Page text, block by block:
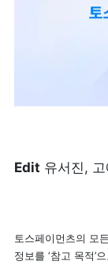
Edit 유서진, 고
토스페이먼츠의 모
정보를 ‘참고 목적’